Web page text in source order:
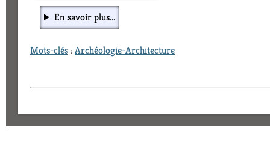
En savoir plus...
Mots-clés:Archéologie-Architecture